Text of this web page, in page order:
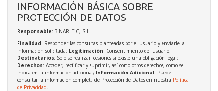
INFORMACIÓN BÁSICA SOBRE
PROTECCIÓN DE DATOS
Responsable: BINARI TIC, S.L.
Finalidad: Responder las consultas planteadas por el usuario y enviarle la
información solicitada; Legitimación: Consentimiento del usuario;
Destinatarios: Solo se realizan cesiones si existe una obligación legal;
Derechos: Acceder, rectificar y suprimir, así como otros derechos, como se
indica en la información adicional; Información Adicional: Puede
consultar la información completa de Protección de Datos en nuestra Política
de Privacidad